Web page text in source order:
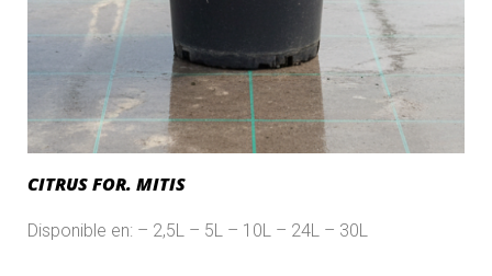
CITRUS FOR. MITIS
Disponible en: – 2,5L – 5L – 10L – 24L – 30L